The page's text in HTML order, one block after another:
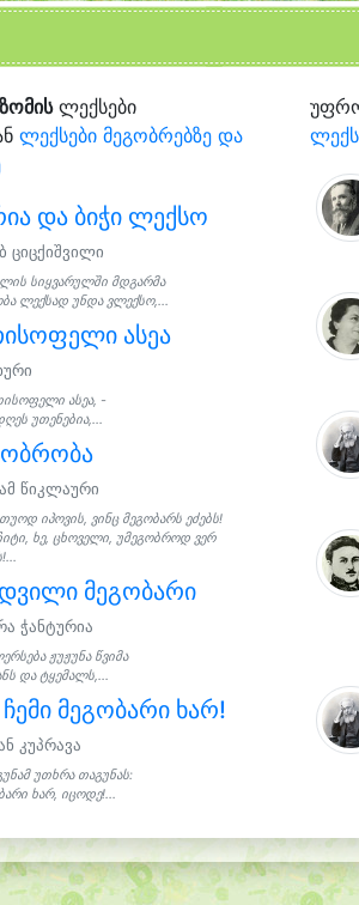
ლექსები
ლექსები მეგობრებზე და
და ბიჭი ლექსო
ციცქიშვილი
სიყვარულში მდგარმა
ლექსად უნდა ვლექსო,...
ასეა
ასეა, -
უთენებია,...
წიკლაური
იპოვის, ვინც მეგობარს ეძებს!
ხე, ცხოველი, უმეგობროდ ვერ
მეგობარი
ჭანტურია
ჟუჟუნა წვიმა
და ტყემალს,...
ჩემი მეგობარი ხარ!
კუპრავა
უთხრა თაგუნას:
ხარ, იცოდე!...